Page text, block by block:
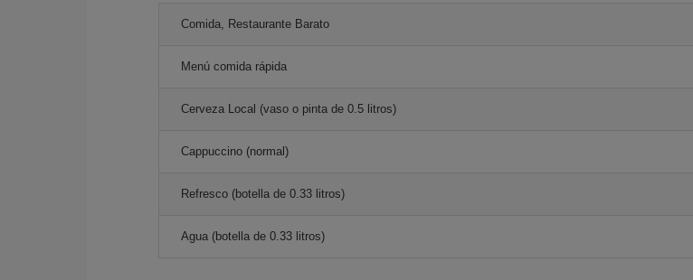
Comida, Restaurante Barato
Menú comida rápida
Cerveza Local (vaso o pinta de 0.5 litros)
Cappuccino (normal)
Refresco (botella de 0.33 litros)
Agua (botella de 0.33 litros)